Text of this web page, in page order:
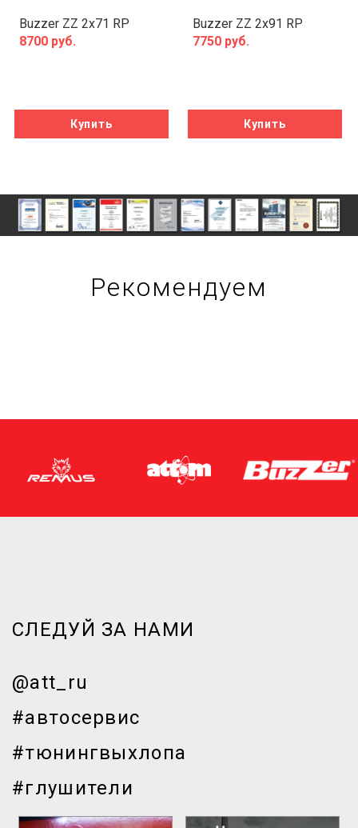
Buzzer ZZ 2x71 RP
8700 руб.
Buzzer ZZ 2x91 RP
7750 руб.
Рекомендуем
СЛЕДУЙ ЗА НАМИ
@att_ru
#автосервис
#тюнингвыхлопа
#глушители